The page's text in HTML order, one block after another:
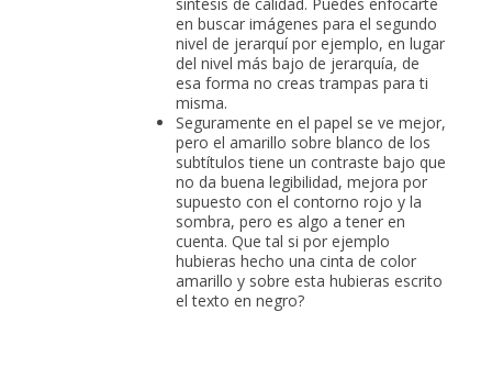
en buscar imágenes para el segundo
nivel de jerarquí por ejemplo, en lugar
del nivel más bajo de jerarquía, de
esa forma no creas trampas para ti
misma.
Seguramente en el papel se ve mejor,
pero el amarillo sobre blanco de los
subtítulos tiene un contraste bajo que
no da buena legibilidad, mejora por
supuesto con el contorno rojo y la
sombra, pero es algo a tener en
cuenta. Que tal si por ejemplo
hubieras hecho una cinta de color
amarillo y sobre esta hubieras escrito
el texto en negro?